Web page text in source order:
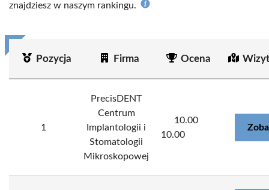
znajdziesz w naszym rankingu.
Pozycja Firma Ocena
1
PrecisDENT
Centrum
Implantologii i
Stomatologii
Mikroskopowej
10.00
10.00